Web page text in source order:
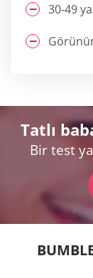
30-49
Tatlı
Bir test